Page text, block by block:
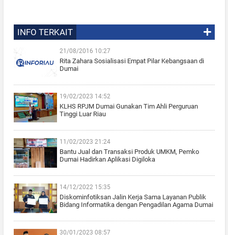
INFO TERKAIT
21/08/2016 10:27
Rita Zahara Sosialisasi Empat Pilar Kebangsaan di
Dumai
19/02/2023 14:52
KLHS RPJM Dumai Gunakan Tim Ahli Perguruan
Tinggi Luar Riau
11/02/2023 21:24
Bantu Jual dan Transaksi Produk UMKM, Pemko
Dumai Hadirkan Aplikasi Digiloka
14/12/2022 15:35
Diskominfotiksan Jalin Kerja Sama Layanan Publik
Bidang Informatika dengan Pengadilan Agama Dumai
30/01/2023 08:57